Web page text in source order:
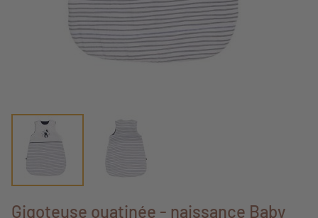
Gigoteuse ouatinée - naissance Baby